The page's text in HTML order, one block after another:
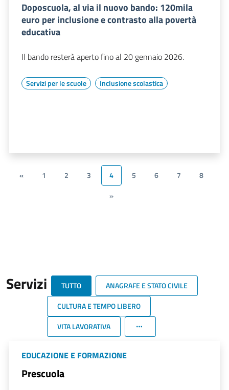
Doposcuola, al via il nuovo bando: 120mila
euro per inclusione e contrasto alla povertà
educativa
Il bando resterà aperto fino al 20 gennaio 2026.
Servizi per le scuole Inclusione scolastica
« 1 2 3 4 5 6 7
8
»
Servizi TUTTO
ANAGRAFE E STATO CIVILE
CULTURA E TEMPO LIBERO
VITA LAVORATIVA
EDUCAZIONE E FORMAZIONE
Prescuola